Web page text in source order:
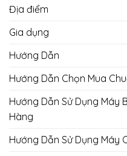
Địa điểm
Gia dụng
Hướng Dẫn
Hướng Dẫn Chọn Mua
Hướng Dẫn Sử Dụng Máy
Hàng
Hướng Dẫn Sử Dụng Máy